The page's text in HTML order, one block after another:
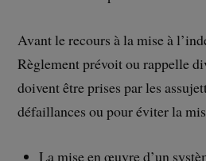
Avant le recours à la mise à
Règlement prévoit ou rappelle
doivent être prises par les
défaillances ou pour éviter la
La mise en œuvre d’un